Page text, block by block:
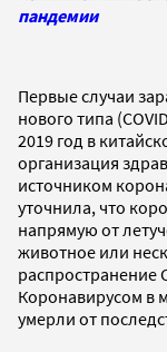
пандемии
Первые случаи
нового типа
2019 год в
организация
источником
уточнила, что
напрямую от
животное или
распространение
Коронавирусом в
умерли от